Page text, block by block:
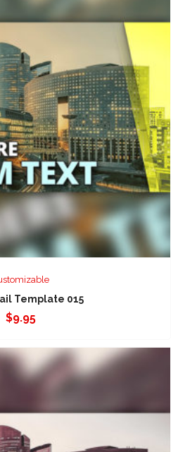
Template 015
$9.95